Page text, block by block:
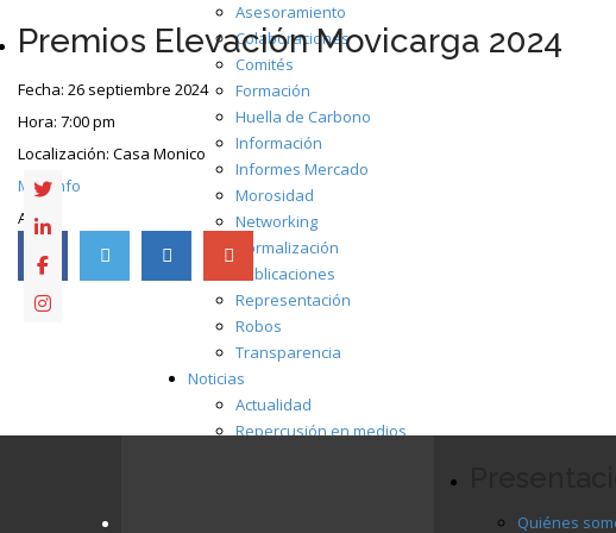
Asesoramiento
Colaboraciones
Comités
Formación
Huella de Carbono
Información
Informes Mercado
Morosidad
Networking
Normalización
Publicaciones
Representación
Robos
Transparencia
Noticias
Actualidad
Repercusión en medios
Premios Elevación Movicarga 2024
Fecha: 26 septiembre 2024
Hora: 7:00 pm
Localización: Casa Monico
Más info
AECE
Quiénes